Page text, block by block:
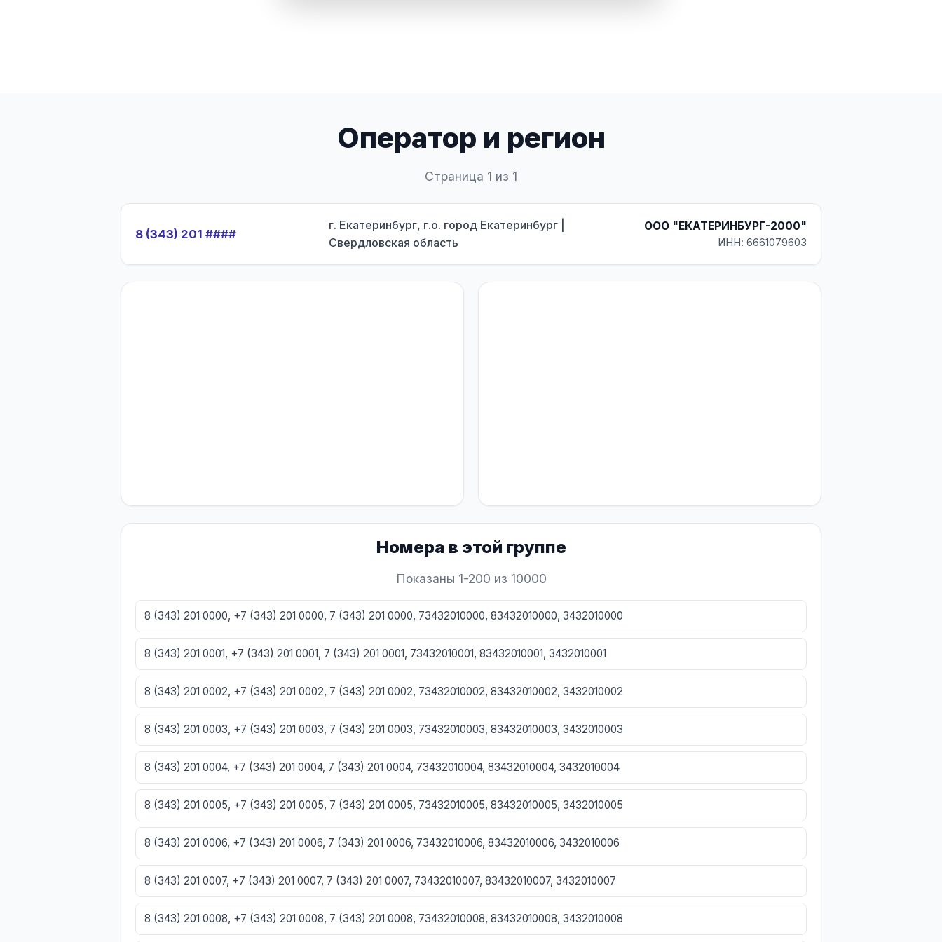
Оператор и регион
Страница 1 из 1
8 (343) 201 ####
г. Екатеринбург, г.о. город Екатеринбург |
Свердловская область
ООО "ЕКАТЕРИНБУРГ-2000"
ИНН: 6661079603
Номера в этой группе
Показаны 1-200 из 10000
8 (343) 201 0000, +7 (343) 201 0000, 7 (343) 201 0000, 73432010000, 83432010000, 3432010000
8 (343) 201 0001, +7 (343) 201 0001, 7 (343) 201 0001, 73432010001, 83432010001, 3432010001
8 (343) 201 0002, +7 (343) 201 0002, 7 (343) 201 0002, 73432010002, 83432010002, 3432010002
8 (343) 201 0003, +7 (343) 201 0003, 7 (343) 201 0003, 73432010003, 83432010003, 3432010003
8 (343) 201 0004, +7 (343) 201 0004, 7 (343) 201 0004, 73432010004, 83432010004, 3432010004
8 (343) 201 0005, +7 (343) 201 0005, 7 (343) 201 0005, 73432010005, 83432010005, 3432010005
8 (343) 201 0006, +7 (343) 201 0006, 7 (343) 201 0006, 73432010006, 83432010006, 3432010006
8 (343) 201 0007, +7 (343) 201 0007, 7 (343) 201 0007, 73432010007, 83432010007, 3432010007
8 (343) 201 0008, +7 (343) 201 0008, 7 (343) 201 0008, 73432010008, 83432010008, 3432010008